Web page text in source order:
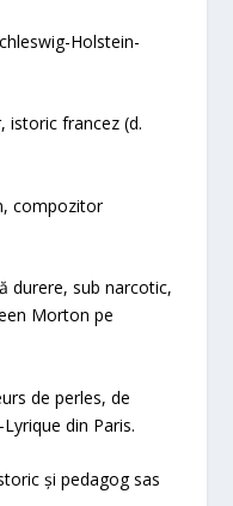
Holstein-
istoric francez (d.
compozitor
durere, sub narcotic,
Morton pe
de perles, de
din Paris.
și pedagog sas